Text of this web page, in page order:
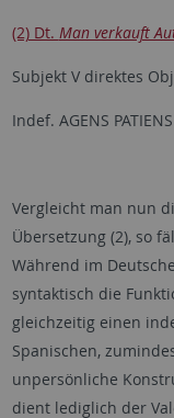
(2) Dt. Man verkauft
Subjekt V direktes
Indef. AGENS PATIENS
Vergleicht man nun
Übersetzung (2), so
Während im
syntaktisch die
gleichzeitig einen
Spanischen,
unpersönliche
dient lediglich der